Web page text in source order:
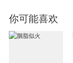
你可能喜欢